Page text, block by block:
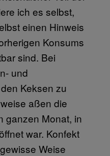
ich es selbst,
einen Hinweis
Konsums
sind. Bei
und
Keksen zu
aßen die
ganzen Monat, in
war. Konfekt
Weise